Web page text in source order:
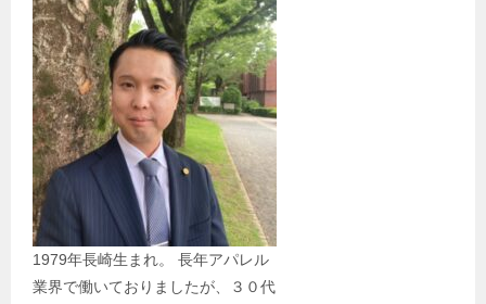
1979年長崎生まれ。 長年アパレル
業界で働いておりましたが、３０代